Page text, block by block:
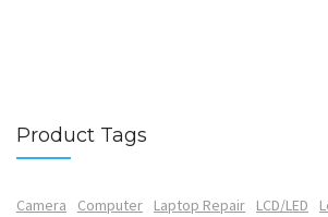
Product Tags
Camera Computer Laptop Repair LCD/LED